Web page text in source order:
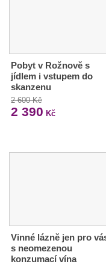
Pobyt v Rožnově s
jídlem i vstupem do
skanzenu
2 600 Kč
2 390 Kč
Vinné lázně jen pro
s neomezenou
konzumací vína